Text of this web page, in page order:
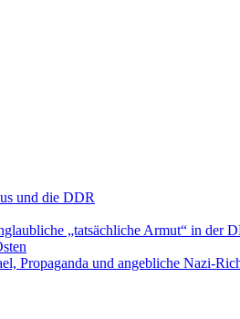
und die DDR
„tatsächliche Armut“ in der
Propaganda und angebliche Nazi-